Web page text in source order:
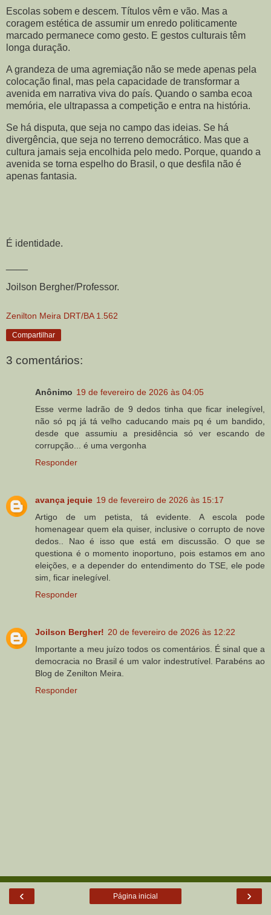
Escolas sobem e descem. Títulos vêm e vão. Mas a
coragem estética de assumir um enredo politicamente
marcado permanece como gesto. E gestos culturais têm
longa duração.
A grandeza de uma agremiação não se mede apenas pela
colocação final, mas pela capacidade de transformar a
avenida em narrativa viva do país. Quando o samba ecoa
memória, ele ultrapassa a competição e entra na história.
Se há disputa, que seja no campo das ideias. Se há
divergência, que seja no terreno democrático. Mas que a
cultura jamais seja encolhida pelo medo. Porque, quando a
avenida se torna espelho do Brasil, o que desfila não é
apenas fantasia.
É identidade.
Joilson Bergher/Professor.
Zenilton Meira DRT/BA 1.562
Compartilhar
3 comentários:
Anônimo 19 de fevereiro de 2026 às 04:05
Esse verme ladrão de 9 dedos tinha que ficar inelegível,
não só pq já tá velho caducando mais pq é um bandido,
desde que assumiu a presidência só ver escando de
corrupção... é uma vergonha
Responder
avança jequie 19 de fevereiro de 2026 às 15:17
Artigo de um petista, tá evidente. A escola pode
homenagear quem ela quiser, inclusive o corrupto de nove
dedos.. Nao é isso que está em discussão. O que se
questiona é o momento inoportuno, pois estamos em ano
eleições, e a depender do entendimento do TSE, ele pode
sim, ficar inelegível.
Responder
Joilson Bergher! 20 de fevereiro de 2026 às 12:22
Importante a meu juízo todos os comentários. É sinal que a
democracia no Brasil é um valor indestrutível. Parabéns ao
Blog de Zenilton Meira.
Responder
‹ ›
Página inicial